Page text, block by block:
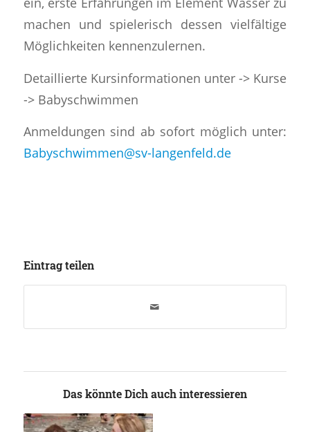
machen und spielerisch dessen vielfältige
Möglichkeiten kennenzulernen.
Detaillierte Kursinformationen unter -> Kurse
-> Babyschwimmen
Anmeldungen sind ab sofort möglich unter:
Babyschwimmen@sv-langenfeld.de
Eintrag teilen
Das könnte Dich auch interessieren